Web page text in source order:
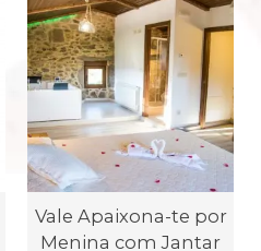
Vale Apaixona-te por
Menina com Jantar